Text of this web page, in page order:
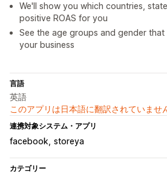
We'll show you which countries,
positive ROAS for you
See the age groups and gender
your business
言語
英語
このアプリは日本語に翻訳されていませ
連携対象システム・アプリ
facebook storeya
カテゴリー